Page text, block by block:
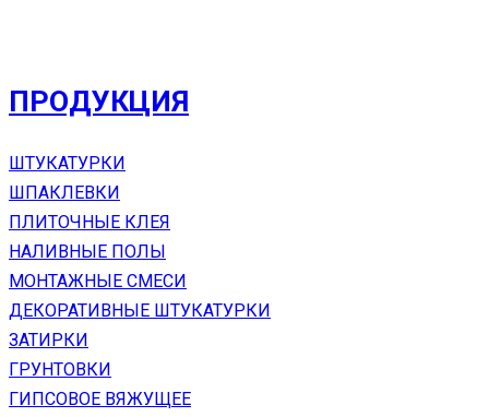
ПРОДУКЦИЯ
ШТУКАТУРКИ
ШПАКЛЕВКИ
ПЛИТОЧНЫЕ КЛЕЯ
НАЛИВНЫЕ ПОЛЫ
МОНТАЖНЫЕ СМЕСИ
ДЕКОРАТИВНЫЕ ШТУКАТУРКИ
ЗАТИРКИ
ГРУНТОВКИ
ГИПСОВОЕ ВЯЖУЩЕЕ